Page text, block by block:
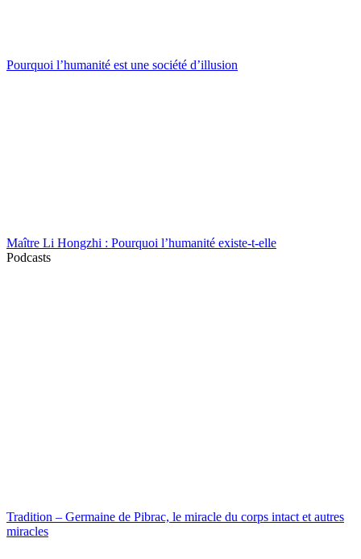
Pourquoi l’humanité est une société d’illusion
Maître Li Hongzhi : Pourquoi l’humanité existe-t-elle
Podcasts
Tradition – Germaine de Pibrac, le miracle du corps intact et autres
miracles